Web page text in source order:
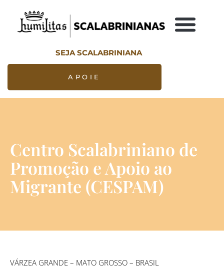
SEJA SCALABRINIANA
APOIE
Centro Scalabriniano de
Promoção e Apoio ao
Migrante (CESPAM)
VÁRZEA GRANDE – MATO GROSSO – BRASIL